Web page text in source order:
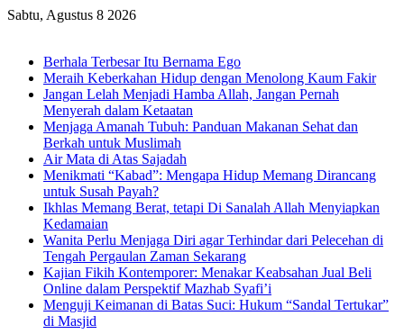
Sabtu, Agustus 8 2026
Berhala Terbesar Itu Bernama Ego
Meraih Keberkahan Hidup dengan Menolong Kaum Fakir
Jangan Lelah Menjadi Hamba Allah, Jangan Pernah
Menyerah dalam Ketaatan
Menjaga Amanah Tubuh: Panduan Makanan Sehat dan
Berkah untuk Muslimah
Air Mata di Atas Sajadah
Menikmati “Kabad”: Mengapa Hidup Memang Dirancang
untuk Susah Payah?
Ikhlas Memang Berat, tetapi Di Sanalah Allah Menyiapkan
Kedamaian
Wanita Perlu Menjaga Diri agar Terhindar dari Pelecehan di
Tengah Pergaulan Zaman Sekarang
Kajian Fikih Kontemporer: Menakar Keabsahan Jual Beli
Online dalam Perspektif Mazhab Syafi’i
Menguji Keimanan di Batas Suci: Hukum “Sandal Tertukar”
di Masjid